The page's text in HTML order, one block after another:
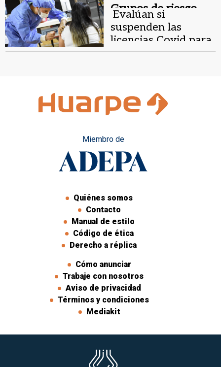
licencias Covid
Grupos de riesgo.
Evalúan si
suspenden las
licencias Covid para
los estatales
Miembro de
Quiénes somos
Contacto
Manual de estilo
Código de ética
Derecho a réplica
Cómo anunciar
Trabaje con nosotros
Aviso de privacidad
Términos y condiciones
Mediakit